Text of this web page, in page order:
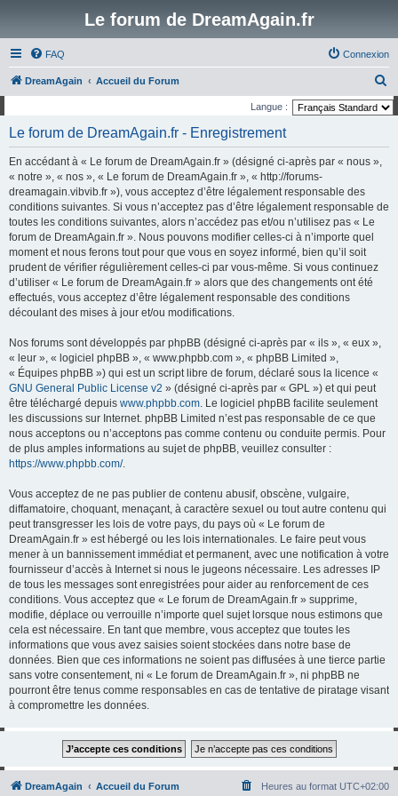
Le forum de DreamAgain.fr
FAQ Connexion
DreamAgain Accueil du Forum
e
Langue :
Le forum de DreamAgain.fr - Enregistrement
En accédant à « Le forum de DreamAgain.fr » (désigné ci-après par « nous »,
« notre », « nos », « Le forum de DreamAgain.fr », « http://forums-
dreamagain.vibvib.fr »), vous acceptez d’être légalement responsable des
conditions suivantes. Si vous n’acceptez pas d’être légalement responsable de
toutes les conditions suivantes, alors n’accédez pas et/ou n’utilisez pas « Le
forum de DreamAgain.fr ». Nous pouvons modifier celles-ci à n’importe quel
moment et nous ferons tout pour que vous en soyez informé, bien qu’il soit
prudent de vérifier régulièrement celles-ci par vous-même. Si vous continuez
d’utiliser « Le forum de DreamAgain.fr » alors que des changements ont été
effectués, vous acceptez d’être légalement responsable des conditions
découlant des mises à jour et/ou modifications.
Nos forums sont développés par phpBB (désigné ci-après par « ils », « eux »,
« leur », « logiciel phpBB », « www.phpbb.com », « phpBB Limited »,
« Équipes phpBB ») qui est un script libre de forum, déclaré sous la licence «
GNU General Public License v2 » (désigné ci-après par « GPL ») et qui peut
être téléchargé depuis www.phpbb.com. Le logiciel phpBB facilite seulement
les discussions sur Internet. phpBB Limited n’est pas responsable de ce que
nous acceptons ou n’acceptons pas comme contenu ou conduite permis. Pour
de plus amples informations au sujet de phpBB, veuillez consulter :
https://www.phpbb.com/.
Vous acceptez de ne pas publier de contenu abusif, obscène, vulgaire,
diffamatoire, choquant, menaçant, à caractère sexuel ou tout autre contenu qui
peut transgresser les lois de votre pays, du pays où « Le forum de
DreamAgain.fr » est hébergé ou les lois internationales. Le faire peut vous
mener à un bannissement immédiat et permanent, avec une notification à votre
fournisseur d’accès à Internet si nous le jugeons nécessaire. Les adresses IP
de tous les messages sont enregistrées pour aider au renforcement de ces
conditions. Vous acceptez que « Le forum de DreamAgain.fr » supprime,
modifie, déplace ou verrouille n’importe quel sujet lorsque nous estimons que
cela est nécessaire. En tant que membre, vous acceptez que toutes les
informations que vous avez saisies soient stockées dans notre base de
données. Bien que ces informations ne soient pas diffusées à une tierce partie
sans votre consentement, ni « Le forum de DreamAgain.fr », ni phpBB ne
pourront être tenus comme responsables en cas de tentative de piratage visant
à compromettre les données.
DreamAgain Accueil du Forum Heures au format UTC+02:00